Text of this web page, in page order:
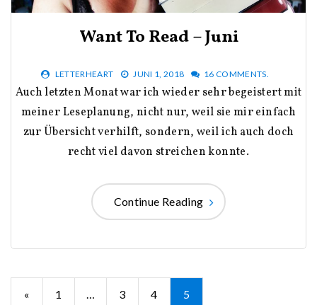
Want To Read – Juni
LETTERHEART JUNI 1, 2018 16 COMMENTS.
Auch letzten Monat war ich wieder sehr begeistert mit
meiner Leseplanung, nicht nur, weil sie mir einfach
zur Übersicht verhilft, sondern, weil ich auch doch
recht viel davon streichen konnte.
Continue Reading
Seitennummerierung
« 1 3 4 5